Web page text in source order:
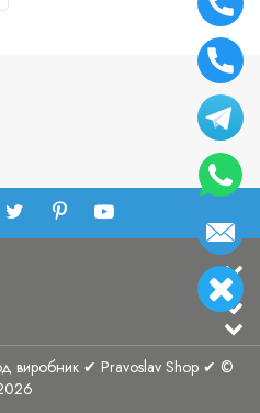
виробник ✔ Pravoslav Shop ✔ ©